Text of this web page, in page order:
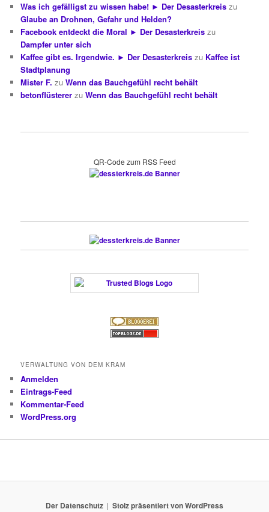
Was ich gefälligst zu wissen habe! ► Der Desasterkreis zu
Glaube an Drohnen, Gefahr und Helden?
Facebook entdeckt die Moral ► Der Desasterkreis zu
Dampfer unter sich
Kaffee gibt es. Irgendwie. ► Der Desasterkreis zu Kaffee ist
Stadtplanung
Mister F. zuWenn das Bauchgefühl recht behält
betonflüsterer zuWenn das Bauchgefühl recht behält
QR-Code zum RSS Feed
VERWALTUNG VON DEM KRAM
Anmelden
Eintrags-Feed
Kommentar-Feed
WordPress.org
Der Datenschutz Stolz präsentiert von WordPress